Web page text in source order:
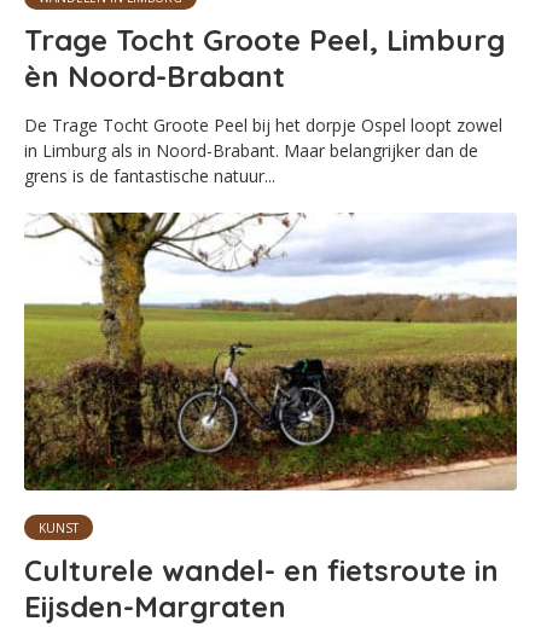
Trage Tocht Groote Peel, Limburg
èn Noord-Brabant
De Trage Tocht Groote Peel bij het dorpje Ospel loopt zowel
in Limburg als in Noord-Brabant. Maar belangrijker dan de
grens is de fantastische natuur...
KUNST
Culturele wandel- en fietsroute in
Eijsden-Margraten